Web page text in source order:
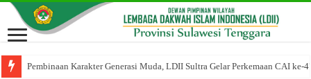
Pembinaan Karakter Generasi Muda, LDII Sultra Gelar Perkemaan CAI ke-